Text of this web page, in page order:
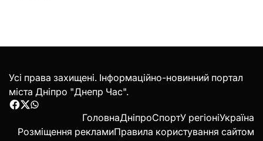
Усі права захищені. Інформаційно-новинний портал
міста Дніпро "Днепр Час".
Facebook
Twitter
WhatsApp
ГоловнаДніпроСпортУ регіоніУкраїна
Розміщення рекламиПравила користування сайтом